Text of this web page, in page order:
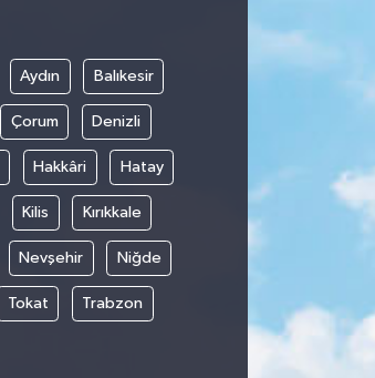
Aydın Balıkesir
Çorum Denizli
Hakkâri Hatay
Kilis Kırıkkale
Nevşehir Niğde
Tokat Trabzon